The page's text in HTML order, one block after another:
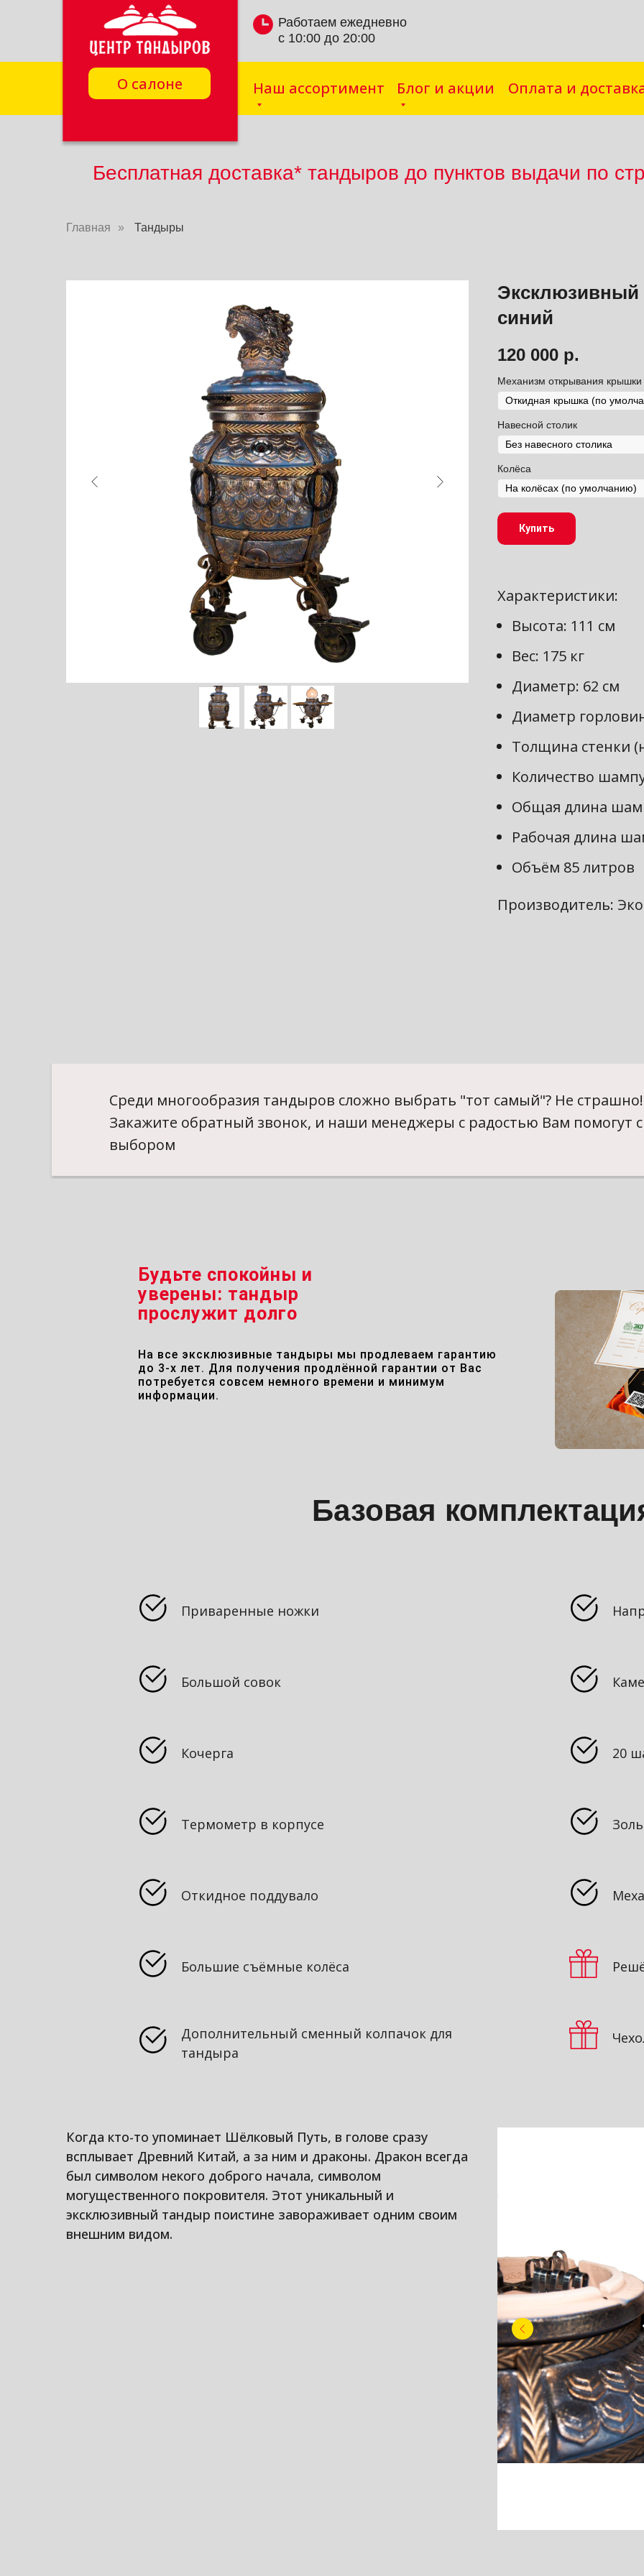
Наш ассортимент Оплата и
Работаем ежедневно
с 10:00 до 20:00
Блог и акции
О салоне
Бесплатная доставка* тандыров до пунктов выдачи по
Главная » Тандыры
синий
120 000 р.
Механизм открывания крышки
Навесной столик
Колёса
Купить
Характеристики:
Высота: 111 см
Вес: 175 кг
Диаметр: 62 см
Диаметр
Толщина стенки
Количество
Общая длина
Рабочая длина
Объём 85 литров
Производитель:
Среди многообразия тандыров сложно выбрать "тот самый"? Не страшно!
Закажите обратный звонок, и наши менеджеры с радостью Вам помогут с
выбором
Будьте спокойны и
уверены: тандыр
прослужит долго
На все эксклюзивные тандыры мы продлеваем гарантию
до 3-х лет. Для получения продлённой гарантии от Вас
потребуется совсем немного времени и минимум
информации.
Базовая
Приваренные ножки
Большой совок
Кочерга 20
Термометр в корпусе
Откидное поддувало
Большие съёмные колёса
Дополнительный сменный колпачок для
тандыра
Когда кто-то упоминает Шёлковый Путь, в голове сразу
всплывает Древний Китай, а за ним и драконы. Дракон всегда
был символом некого доброго начала, символом
могущественного покровителя. Этот уникальный и
эксклюзивный тандыр поистине завораживает одним своим
внешним видом.